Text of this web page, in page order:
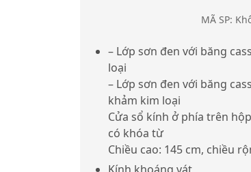
MÃ SP:
– Lớp sơn đen với băng
loại
– Lớp sơn đen với băng
khảm kim loại
Cửa sổ kính ở phía trên
có khóa từ
Chiều cao: 145 cm, chiều